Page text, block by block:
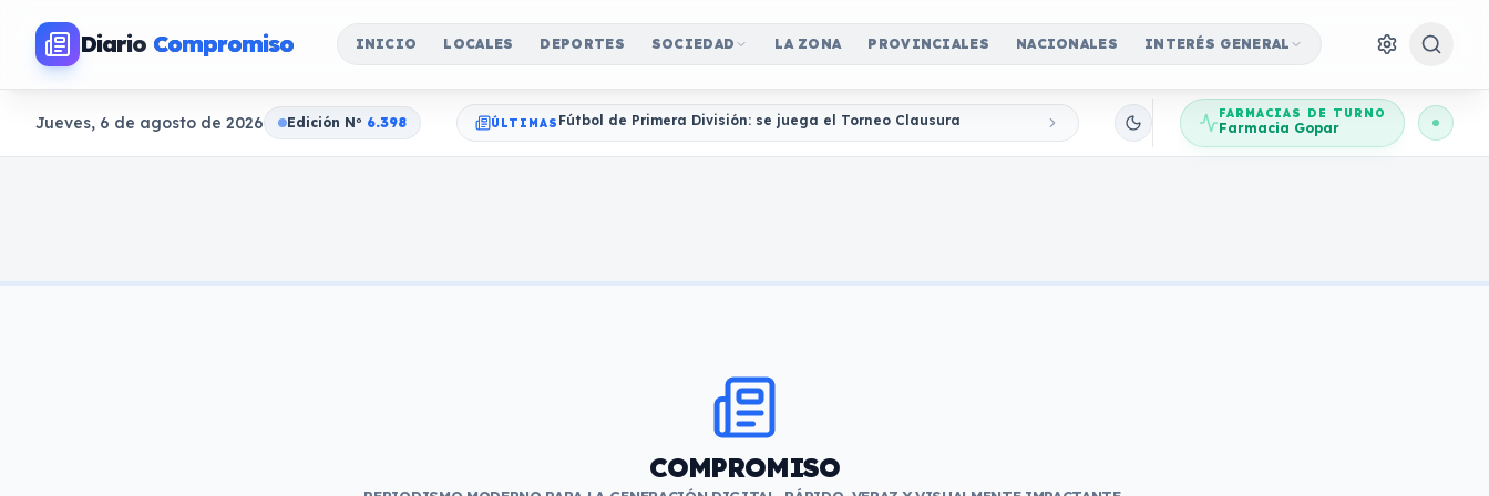
Diario Compromiso INICIO LOCALES DEPORTES SOCIEDAD LA ZONA PROVINCIALES NACIONALES INTERÉS GENERAL
Jueves, 6 de agosto de 2026 Edición No 6.398 ÚLTIMAS Fútbol de Primera División: se juega el Torneo Clausura FARMACIAS DE TURNO
Farmacia Gopar
COMPROMISO